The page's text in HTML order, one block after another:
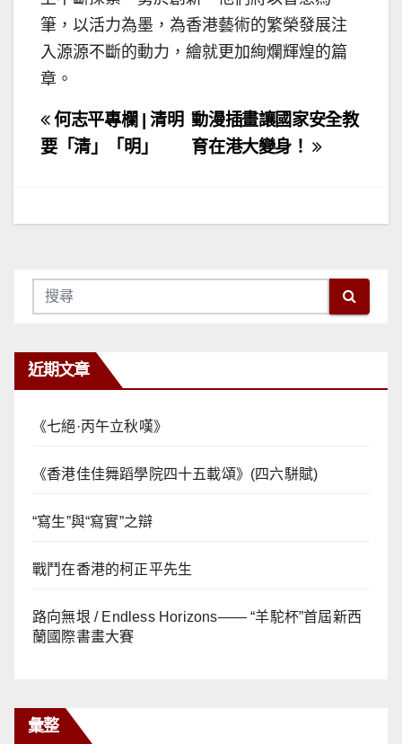
筆，以活力為墨，為香港藝術的繁榮發展注
入源源不斷的動力，繪就更加絢爛輝煌的篇
章。
文
章
覽
動漫插畫讓國家安全教
育在港大變身！
何志平專欄 | 清明
要「清」「明」
近期文章
《七絕·丙午立秋嘆》
《香港佳佳舞蹈學院四十五載頌》(四六駢賦)
“寫生”與“寫實”之辯
戰鬥在香港的柯正平先生
路向無垠 / Endless Horizons—— “羊駝杯”首屆新西
蘭國際書畫大賽
彙整